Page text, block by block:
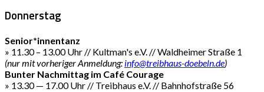
Donnerstag
Senior*innentanz
» 11.30 – 13.00 Uhr // Kultman's e.V. // Waldheimer Straße 1
(nur mit vorheriger Anmeldung: info@treibhaus-doebeln.de)
Bunter Nachmittag im Café Courage
» 13.30 — 17.00 Uhr // Treibhaus e.V. // Bahnhofstraße 56